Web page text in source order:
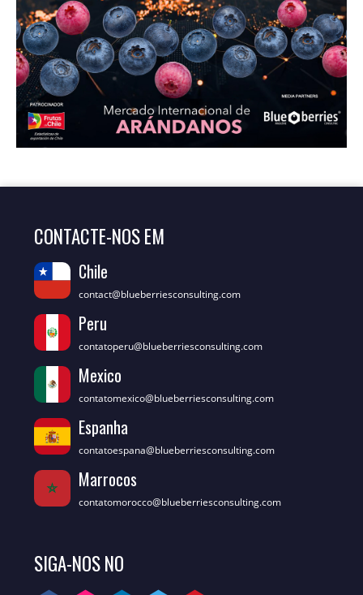
CONTACTE-NOS EM
Chile
contact@blueberriesconsulting.com
Peru
contatoperu@blueberriesconsulting.com
Mexico
contatomexico@blueberriesconsulting.com
Espanha
contatoespana@blueberriesconsulting.com
Marrocos
contatomorocco@blueberriesconsulting.com
SIGA-NOS NO